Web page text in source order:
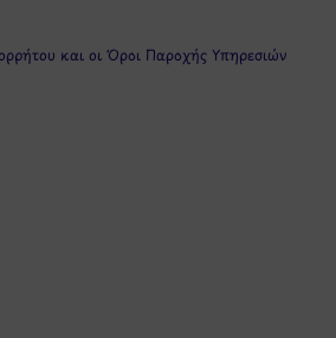
και οιΌροι Παροχής Υπηρεσιών
και τις